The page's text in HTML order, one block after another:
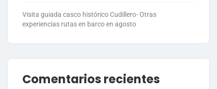
Visita guiada casco histórico Cudillero- Otras
experiencias rutas en barco en agosto
Comentarios recientes